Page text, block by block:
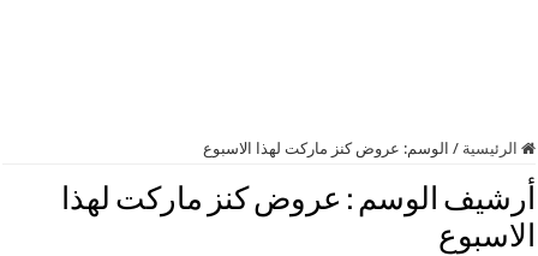
الرئيسية / الوسم: عروض كنز ماركت لهذا الاسبوع
أرشيف الوسم : عروض كنز ماركت لهذا
الاسبوع